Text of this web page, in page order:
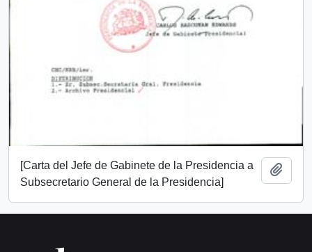
[Carta del Jefe de Gabinete de la Presidencia a
Subsecretario General de la Presidencia]